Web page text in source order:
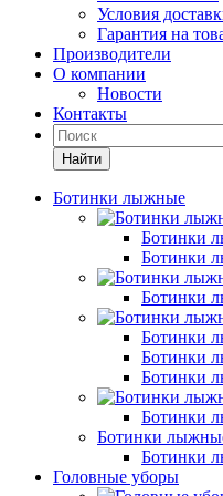
Условия
Гарантия на
Производители
О компании
Новости
Контакты
Найти
Ботинки лыжные
Ботинки
Ботинки
Ботинки
Ботинки
Ботинки
Ботинки
Ботинки
Ботинки
Ботинки
Головные уборы